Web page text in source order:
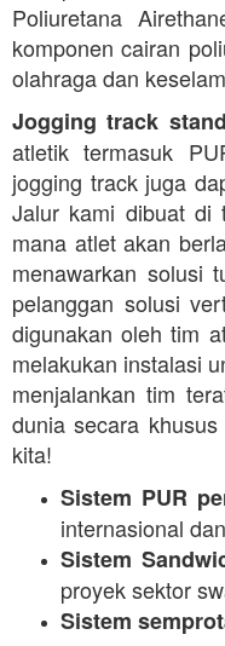
Poliuretana
komponen cairan
olahraga dan
Jogging track
atletik termasuk
jogging track juga
Jalur kami dibuat di
mana atlet akan
menawarkan solusi
pelanggan solusi
digunakan oleh tim
melakukan instalasi
menjalankan tim
dunia secara
kita!
Sistem PUR
internasional
Sistem
proyek sektor
Sistem